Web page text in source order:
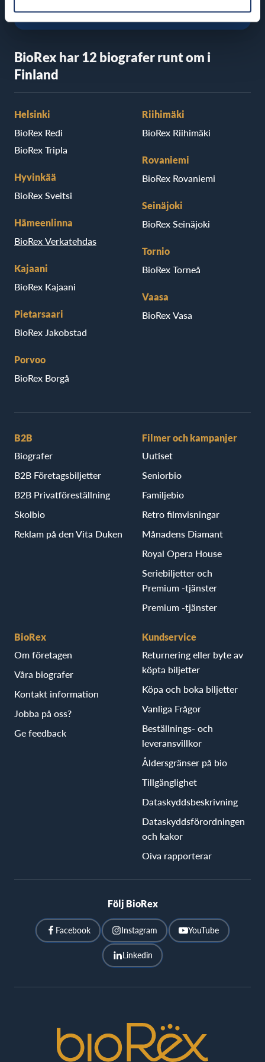
BioRex har 12 biografer runt om i
Finland
Helsinki
BioRex Redi
BioRex Tripla
Hyvinkää
BioRex Sveitsi
Hämeenlinna
BioRex Verkatehdas
Kajaani
BioRex Kajaani
Pietarsaari
BioRex Jakobstad
Porvoo
BioRex Borgå
Riihimäki
BioRex Riihimäki
Rovaniemi
BioRex Rovaniemi
Seinäjoki
BioRex Seinäjoki
Tornio
BioRex Torneå
Vaasa
BioRex Vasa
B2B
Biografer
B2B Företagsbiljetter
B2B Privatföreställning
Skolbio
Reklam på den Vita Duken
Filmer och kampanjer
Uutiset
Seniorbio
Familjebio
Retro filmvisningar
Månadens Diamant
Royal Opera House
Seriebiljetter och
Premium -tjänster
Premium -tjänster
BioRex
Om företagen
Våra biografer
Kontakt information
Jobba på oss?
Ge feedback
Kundservice
Returnering eller byte av
köpta biljetter
Köpa och boka biljetter
Vanliga Frågor
Beställnings- och
leveransvillkor
Åldersgränser på bio
Tillgänglighet
Dataskyddsbeskrivning
Dataskyddsförordningen
och kakor
Oiva rapporterar
Följ BioRex
Facebook Instagram YouTube
Linkedin
Cinemas